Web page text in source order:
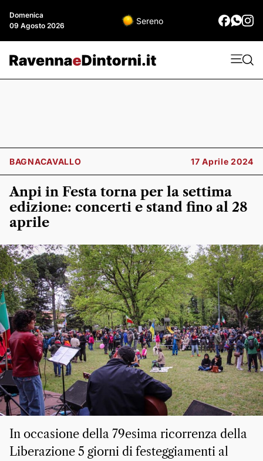
Domenica
09 Agosto 2026
Sereno
BAGNACAVALLO 17 Aprile 2024
Anpi in Festa torna per la settima
edizione: concerti e stand fino al 28
aprile
In occasione della 79esima ricorrenza della
Liberazione 5 giorni di festeggiamenti al